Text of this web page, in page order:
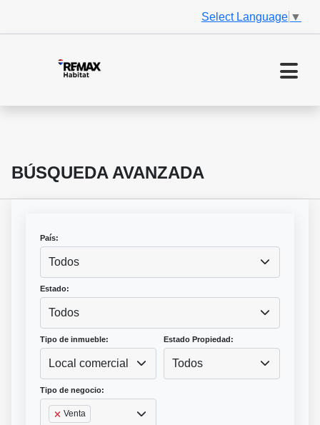
Select Language ▼
BÚSQUEDA AVANZADA
País:
Todos
Estado:
Todos
Tipo de inmueble:
Local comercial
Estado Propiedad:
Todos
Tipo de negocio:
Venta